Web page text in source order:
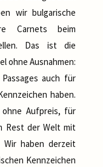
wir bulgarische
Carnets beim
Das ist die
ohne Ausnahmen:
auch für
haben.
ohne Aufpreis, für
Rest der Welt mit
Wir haben derzeit
Kennzeichen